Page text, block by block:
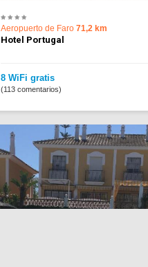
Aeropuerto de Faro 71,2 km
Hotel Portugal
8 WiFi gratis
(113 comentarios)